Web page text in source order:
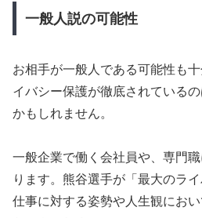
一般人説の可能性
お相手が一般人である可能性も
イバシー保護が徹底されている
かもしれません。
一般企業で働く会社員や、専門
ります。熊谷選手が「最大のラ
仕事に対する姿勢や人生観にお